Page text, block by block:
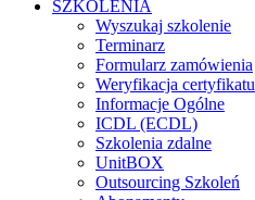
SZKOLENIA
Wyszukaj szkolenie
Terminarz
Formularz zamówienia
Weryfikacja certyfikatu
Informacje Ogólne
ICDL (ECDL)
Szkolenia zdalne
UnitBOX
Outsourcing Szkoleń